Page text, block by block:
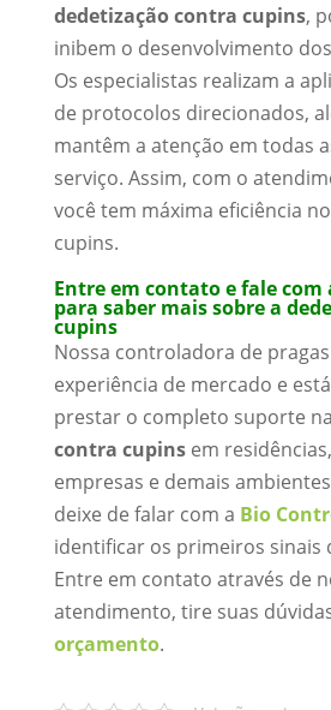
dedetização contra cupins,
inibem o desenvolvimento
Os especialistas realizam a
de protocolos direcionados,
mantêm a atenção em todas
serviço. Assim, com o
você tem máxima eficiência
cupins.
Entre em contato e fale com
para saber mais sobre a
cupins
Nossa controladora de
experiência de mercado e
prestar o completo suporte na
contra cupinsem
empresas e demais
deixe de falar com a Bio
identificar os primeiros sinais
Entre em contato através de
atendimento, tire suas
orçamento.